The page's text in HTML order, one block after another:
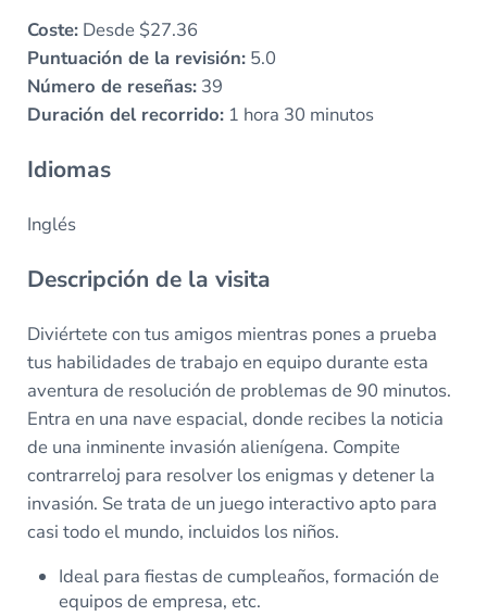
Coste:Desde $27.36
Puntuación de la revisión:5.0
Número de reseñas:39
Duración del recorrido:1 hora 30 minutos
Idiomas
Inglés
Descripción de la visita
Diviértete con tus amigos mientras pones a prueba
tus habilidades de trabajo en equipo durante esta
aventura de resolución de problemas de 90 minutos.
Entra en una nave espacial, donde recibes la noticia
de una inminente invasión alienígena. Compite
contrarreloj para resolver los enigmas y detener la
invasión. Se trata de un juego interactivo apto para
casi todo el mundo, incluidos los niños.
Ideal para fiestas de cumpleaños, formación de
equipos de empresa, etc.